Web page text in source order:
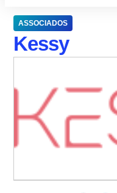
ASSOCIADOS
Kessy